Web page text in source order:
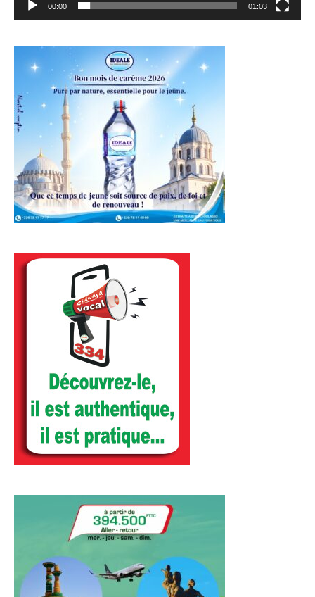
00:00 01:03